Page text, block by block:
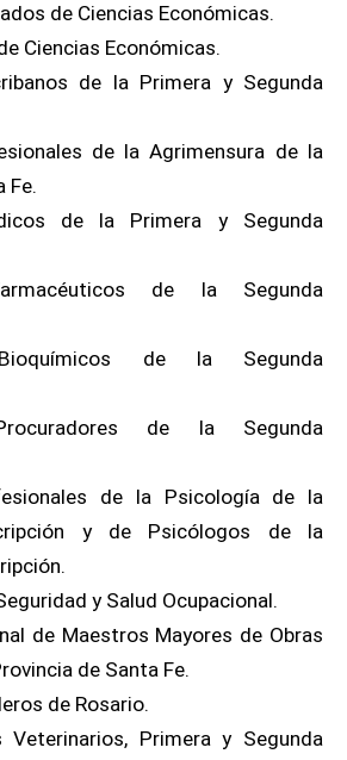
de Ciencias Económicas.
Ciencias Económicas.
de la Primera y Segunda
de la Agrimensura de la
Fe.
de la Primera y Segunda
de la Segunda
de la Segunda
de la Segunda
de la Psicología de la
y de Psicólogos de la
y Salud Ocupacional.
de Maestros Mayores de Obras
de Santa Fe.
de Rosario.
Veterinarios, Primera y Segunda